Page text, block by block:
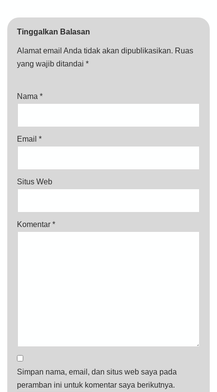
Tinggalkan Balasan
Alamat email Anda tidak akan dipublikasikan. Ruas
yang wajib ditandai *
Nama *
Email *
Situs Web
Komentar *
Simpan nama, email, dan situs web saya pada
peramban ini untuk komentar saya berikutnya.